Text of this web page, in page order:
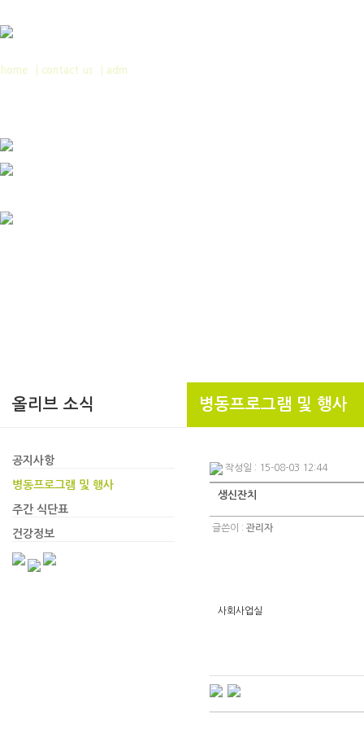
home contact us adm
올리브 소식
공지사항
병동프로그램 및 행사
주간 식단표
건강정보
병동프로그램 및 행사
작성일 : 15-08-03 12:44
생신잔치
글쓴이 : 관리자
사회사업실